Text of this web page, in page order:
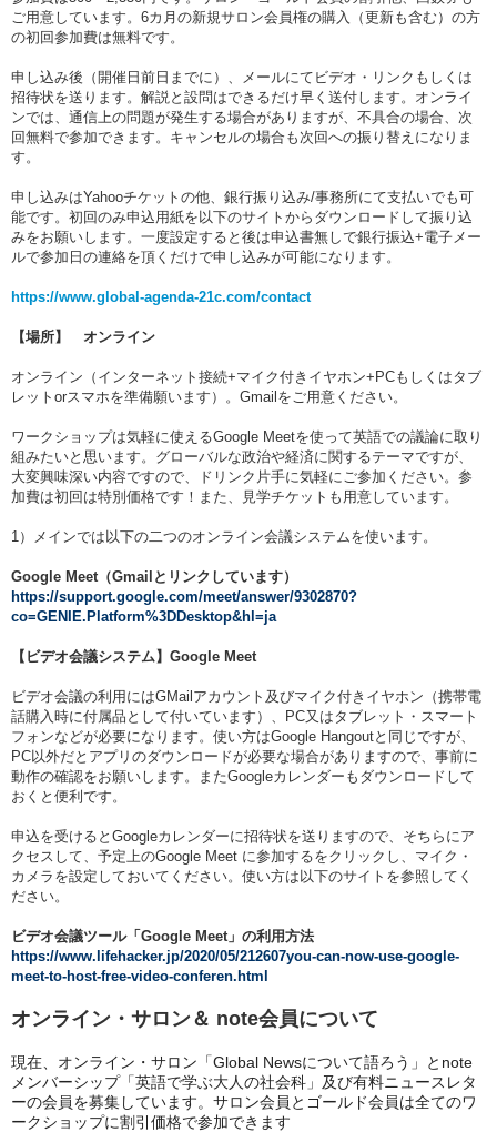
ご用意しています。6カ月の新規サロン会員権の購入（更新も含む）の方
の初回参加費は無料です。
申し込み後（開催日前日までに）、メールにてビデオ・リンクもしくは
招待状を送ります。 解説と設問はできるだけ早く送付します。 オンライ
ンでは、通信上の問題が発生する場合がありますが、不具合の場合、次
回無料で参加できます。キャンセルの場合も次回への振り替えになりま
す。
申し込みはYahooチケットの他、銀行振り込み/事務所にて支払いでも可
能です。初回のみ申込用紙を以下のサイトからダウンロードして振り込
みをお願いします。一度設定すると後は申込書無しで銀行振込+電子メー
ルで参加日の連絡を頂くだけで申し込みが可能になります。
https://www.global-agenda-21c.com/contact
【場所】 オンライン
オンライン（インターネット接続+マイク付きイヤホン+PCもしくはタブ
レットorスマホを準備願います）。Gmailをご用意ください。
ワークショップは気軽に使えるGoogle Meetを使って英語での議論に取り
組みたいと思います。グローバルな政治や経済に関するテーマですが、
大変興味深い内容ですので、ドリンク片手に気軽にご参加ください。参
加費は初回は特別価格です！ また、見学チケットも用意しています。
1）メインでは以下の二つのオンライン会議システムを使います。
Google Meet（Gmailとリンクしています）
https://support.google.com/meet/answer/9302870?
co=GENIE.Platform%3DDesktop&hl=ja
【ビデオ会議システム】Google Meet
ビデオ会議の利用にはGMailアカウント及びマイク付きイヤホン（携帯電
話購入時に付属品として付いています）、PC又はタブレット・スマート
フォンなどが必要になります。使い方はGoogle Hangoutと同じですが、
PC以外だとアプリのダウンロードが必要な場合がありますので、事前に
動作の確認をお願いします。またGoogleカレンダーもダウンロードして
おくと便利です。
申込を受けるとGoogleカレンダーに招待状を送りますので、そちらにア
クセスして、予定上のGoogle Meet に参加するをクリックし、マイク・
カメラを設定しておいてください。使い方は以下のサイトを参照してく
ださい。
ビデオ会議ツール「Google Meet」の利用方法
https://www.lifehacker.jp/2020/05/212607you-can-now-use-google-
meet-to-host-free-video-conferen.html
オンライン・サロン＆ note会員について
現在、オンライン・サロン「Global Newsについて語ろう」とnote
メンバーシップ「英語で学ぶ大人の社会科」及び有料ニュースレタ
ーの会員を募集しています。サロン会員とゴールド会員は全てのワ
ークショップに割引価格で参加できます